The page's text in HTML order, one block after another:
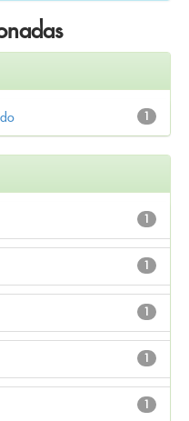
1
1
1
1
1
1